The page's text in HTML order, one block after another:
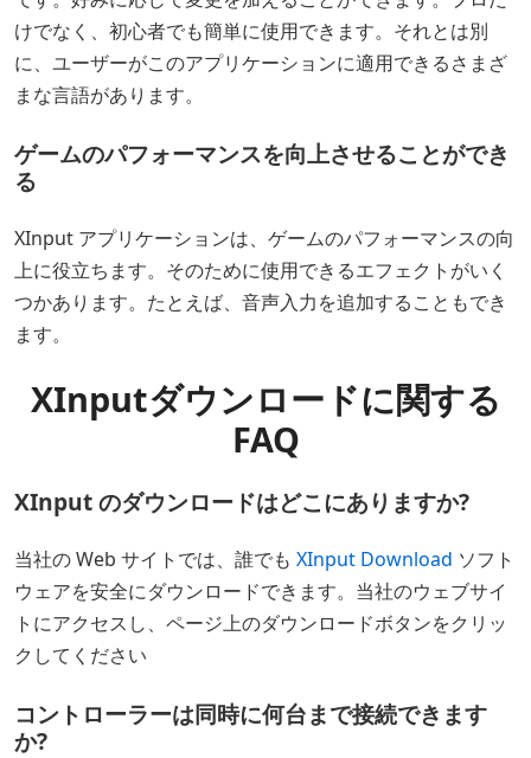
けでなく、初心者でも簡単に使用できます。それとは別
に、ユーザーがこのアプリケーションに適用できるさまざ
まな言語があります。
ゲームのパフォーマンスを向上させることができ
る
XInput アプリケーションは、ゲームのパフォーマンスの向
上に役立ちます。そのために使用できるエフェクトがいく
つかあります。たとえば、音声入力を追加することもでき
ます。
XInputダウンロードに関する
FAQ
XInput のダウンロードはどこにありますか?
当社の Web サイトでは、誰でも XInput Download ソフト
ウェアを安全にダウンロードできます。当社のウェブサイ
トにアクセスし、ページ上のダウンロードボタンをクリッ
クしてください
コントローラーは同時に何台まで接続できます
か?